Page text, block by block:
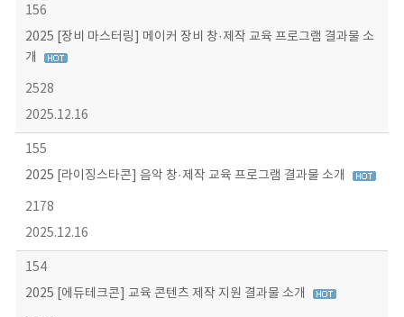
156
2025 [장비 마스터링] 메이커 장비 창·제작 교육 프로그램 결과물 소
개
2528
2025.12.16
155
2025 [라이징스타콘] 음악 창·제작 교육 프로그램 결과물 소개
2178
2025.12.16
154
2025 [에듀테크콘] 교육 콘텐츠 제작 지원 결과물 소개